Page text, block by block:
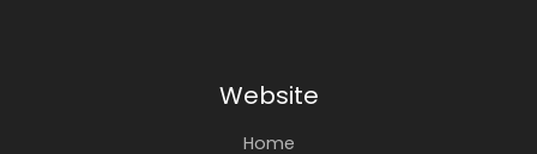
Website
Home